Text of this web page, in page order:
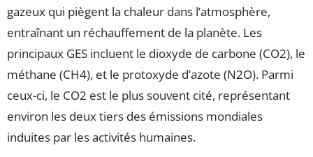
gazeux qui piègent la chaleur dans l’atmosphère,
entraînant un réchauffement de la planète. Les
principaux GES incluent le dioxyde de carbone (CO2), le
méthane (CH4), et le protoxyde d’azote (N2O). Parmi
ceux-ci, le CO2 est le plus souvent cité, représentant
environ les deux tiers des émissions mondiales
induites par les activités humaines.